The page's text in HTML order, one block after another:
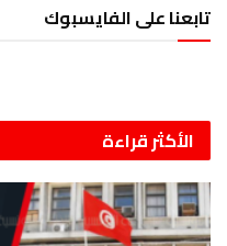
تابعنا على الفايسبوك
الأكثر قراءة